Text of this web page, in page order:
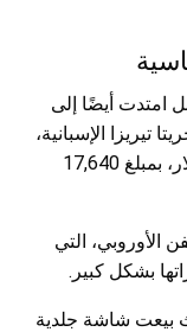
بل امتدت أيضًا إلى
تيريزا الإسبانية،
والتي قدرت قيمتها بين 1,500 و2,000 دولار، بمبلغ 17,640
الأوروبي، التي
بشكل كبير.
بيعت شاشة جلدية